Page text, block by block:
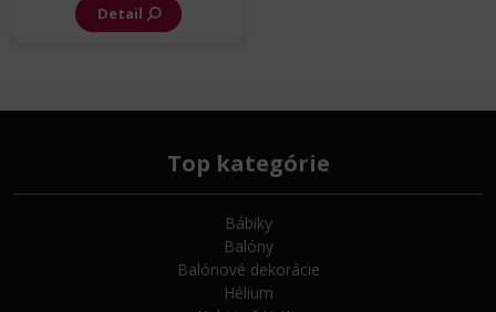
Detail
Top kategórie
Bábiky
Balóny
Balónové dekorácie
Hélium